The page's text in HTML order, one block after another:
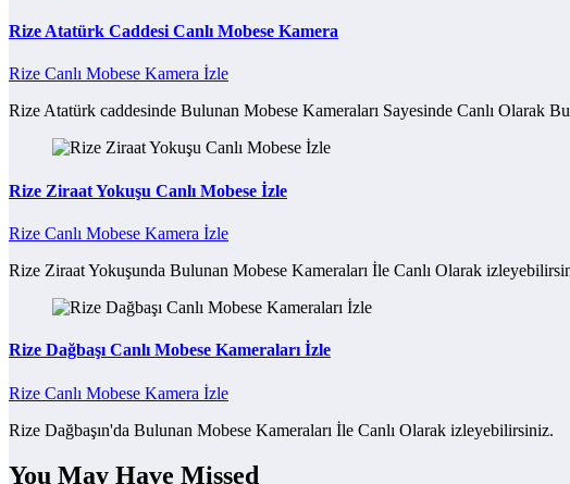
Rize Atatürk Caddesi Canlı Mobese Kamera
Rize Canlı Mobese Kamera İzle
Rize Atatürk caddesinde Bulunan Mobese Kameraları Sayesinde Canlı Olarak
Rize Ziraat Yokuşu Canlı Mobese İzle
Rize Canlı Mobese Kamera İzle
Rize Ziraat Yokuşunda Bulunan Mobese Kameraları İle Canlı Olarak
Rize Dağbaşı Canlı Mobese Kameraları İzle
Rize Canlı Mobese Kamera İzle
Rize Dağbaşın'da Bulunan Mobese Kameraları İle Canlı Olarak izleyebilirsiniz.
You May Have Missed